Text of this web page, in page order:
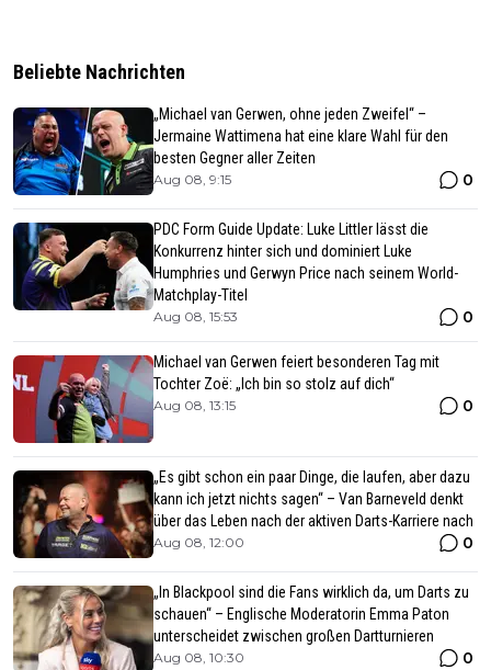
Beliebte Nachrichten
„Michael van Gerwen, ohne jeden Zweifel“ –
Jermaine Wattimena hat eine klare Wahl für den
besten Gegner aller Zeiten
Aug 08, 9:15 0
PDC Form Guide Update: Luke Littler lässt die
Konkurrenz hinter sich und dominiert Luke
Humphries und Gerwyn Price nach seinem World-
Matchplay-Titel
Aug 08, 15:53 0
Michael van Gerwen feiert besonderen Tag mit
Tochter Zoë: „Ich bin so stolz auf dich“
Aug 08, 13:15 0
„Es gibt schon ein paar Dinge, die laufen, aber dazu
kann ich jetzt nichts sagen“ – Van Barneveld denkt
über das Leben nach der aktiven Darts-Karriere nach
Aug 08, 12:00 0
„In Blackpool sind die Fans wirklich da, um Darts zu
schauen“ – Englische Moderatorin Emma Paton
unterscheidet zwischen großen Dartturnieren
Aug 08, 10:30 0